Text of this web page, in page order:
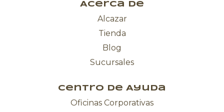
Acerca de
Alcazar
Tienda
Blog
Sucursales
Centro de Ayuda
Oficinas Corporativas